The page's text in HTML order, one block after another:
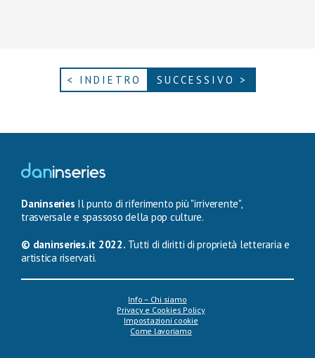
< INDIETRO SUCCESSIVO >
Daninseries Il punto di riferimento più "irriverente",
trasversale e spassoso della pop culture.
© daninseries.it 2022. Tutti di diritti di proprietà letteraria e
artistica riservati.
Info – Chi siamo
Privacy e Cookies Policy
Impostazioni cookie
Come lavoriamo